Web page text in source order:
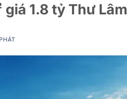
1.8 tỷ Thư Lâm